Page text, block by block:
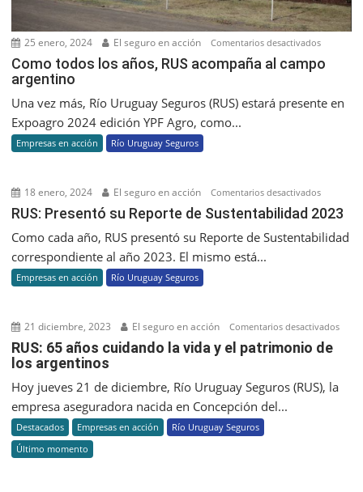
25 enero, 2024 El seguro en acción Comentarios desactivadosen
Como
Como todos los años, RUS acompaña al campo
argentino
Una vez más, Río Uruguay Seguros (RUS) estará presente en
Expoagro 2024 edición YPF Agro, como...
Empresas en acción Río Uruguay Seguros
18 enero, 2024 El seguro en acción Comentarios desactivadosen
RUS:
su
RUS: Presentó su Reporte de Sustentabilidad 2023
Como cada año, RUS presentó su Reporte de Sustentabilidad
correspondiente al año 2023. El mismo está...
Empresas en acción Río Uruguay Seguros
21 diciembre, 2023 El seguro en acción Comentarios desactivadosen
RUS: 65 años cuidando la vida y el patrimonio de
los argentinos
Hoy jueves 21 de diciembre, Río Uruguay Seguros (RUS), la
empresa aseguradora nacida en Concepción del...
Destacados Empresas en acción
Río Uruguay Seguros
Último momento